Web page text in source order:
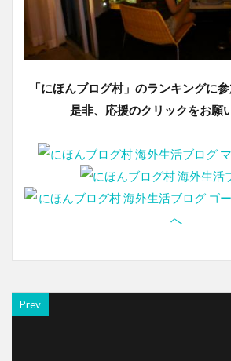
「にほんブログ村」のランキングに参
是非、応援のクリックをお願
Prev